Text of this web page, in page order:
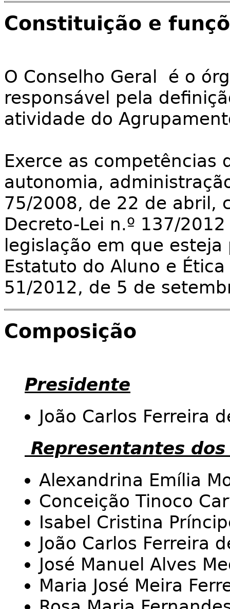
Constituição e
O Conselho Geral é o
responsável pela
atividade do
Exerce as competências
autonomia,
75/2008, de 22 de abril,
Decreto-Lei n.º 137/
legislação em que
Estatuto do Aluno e
51/2012, de 5 de
Composição
Presidente
João Carlos Ferreira
Representantes
Alexandrina Emília
Conceição Tinoco
Isabel Cristina
João Carlos Ferreira
José Manuel Alves
Maria José Meira